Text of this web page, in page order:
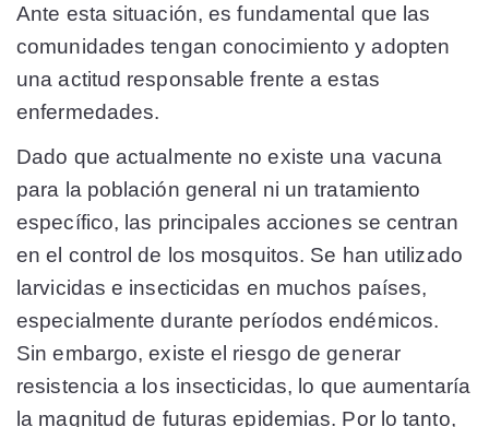
Ante esta situación, es fundamental que las
comunidades tengan conocimiento y adopten
una actitud responsable frente a estas
enfermedades.
Dado que actualmente no existe una vacuna
para la población general ni un tratamiento
específico, las principales acciones se centran
en el control de los mosquitos. Se han utilizado
larvicidas e insecticidas en muchos países,
especialmente durante períodos endémicos.
Sin embargo, existe el riesgo de generar
resistencia a los insecticidas, lo que aumentaría
la magnitud de futuras epidemias. Por lo tanto,